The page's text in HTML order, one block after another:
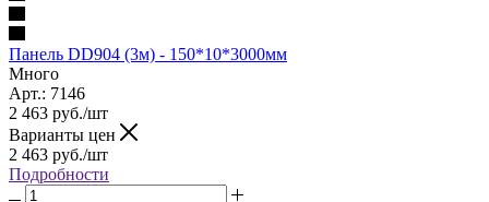
Панель DD904 (3м) - 150*10*3000мм
Много
Арт.: 7146
2 463 руб./шт
Варианты цен
2 463 руб./шт
Подробности